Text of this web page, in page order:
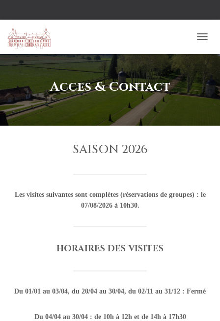
Acces & Contact
SAISON 2026
Les visites suivantes sont complètes (réservations de groupes) : le
07/08/2026 à 10h30.
HORAIRES DES VISITES
Du 01/01 au 03/04, du 20/04 au 30/04, du 02/11 au 31/12 : Fermé
Du 04/04 au 30/04 : de 10h à 12h et de 14h à 17h30